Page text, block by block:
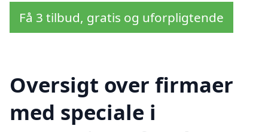
Få 3 tilbud, gratis og uforpligtende
Oversigt over firmaer
med speciale i